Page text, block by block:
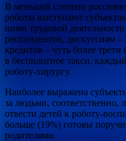
В меньшей степени
роботы выступают
ними трудовой
респондентов, дискуссиям
кредитов – чуть более
в беспилотное такси,
роботу-хирургу.
Наиболее выражена
за людьми,
отвести детей к роботу-
больше (19%) готовы
родителями.